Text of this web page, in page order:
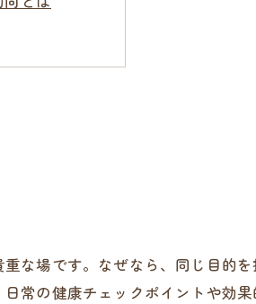
安心感
ト解説
影響
ポイント
工夫
な場です。なぜなら、同じ目的
常の健康チェックポイントや効